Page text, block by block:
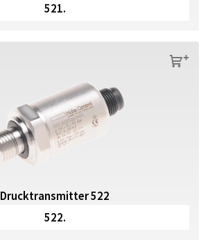
521.
s
Drucktransmitter 522
522.